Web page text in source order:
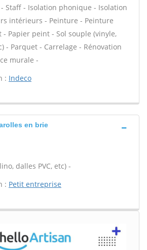
Staff - Isolation phonique - Isolation
intérieurs - Peinture - Peinture
- Papier peint - Sol souple (vinyle,
- Parquet - Carrelage - Rénovation
murale -
: Indeco
en brie
dalles PVC, etc) -
: Petit entreprise